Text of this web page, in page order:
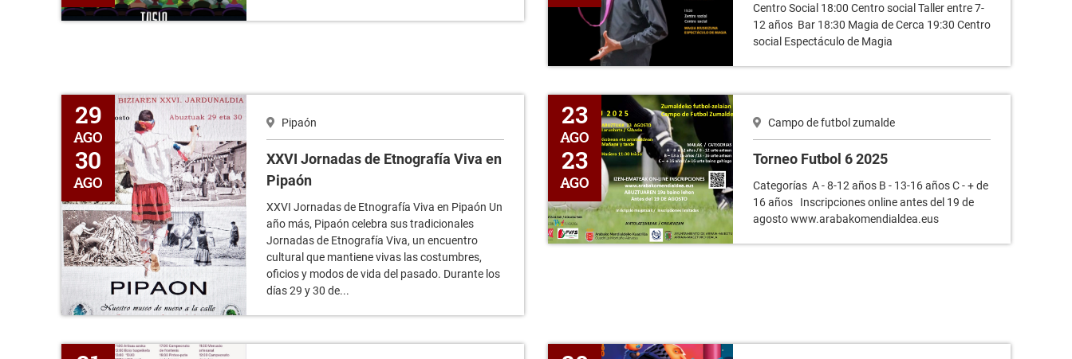
Centro Social 18:00 Centro social Taller entre 7-
12 años Bar 18:30 Magia de Cerca 19:30 Centro
social Espectáculo de Magia
XXVI Jornadas de Etnografía Viva en Pipaón
29
AGO
30
AGO
Pipaón
XXVI Jornadas de Etnografía Viva en
Pipaón
XXVI Jornadas de Etnografía Viva en Pipaón Un
año más, Pipaón celebra sus tradicionales
Jornadas de Etnografía Viva, un encuentro
cultural que mantiene vivas las costumbres,
oficios y modos de vida del pasado. Durante los
días 29 y 30 de...
Torneo Futbol 6 2025
23
AGO
23
AGO
Campo de futbol zumalde
Torneo Futbol 6 2025
Categorías A - 8-12 años B - 13-16 años C - + de
16 años Inscripciones online antes del 19 de
agosto www.arabakomendialdea.eus
Fiestas de Lagrán Cine al aire libre - Gru 4